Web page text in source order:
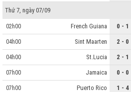
Thứ 7, ngày 07/09
02h00 French Guiana 0 - 1
04h00 Sint Maarten 2 - 0
04h00 St.Lucia 2 - 1
07h00 Jamaica 0 - 0
07h00 Puerto Rico 1 - 4